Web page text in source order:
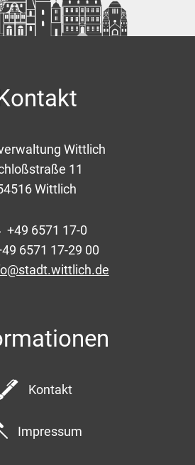
Wittlich
11
Wittlich
+49 6571 17-0
6571 17-29 00
Kontakt
Impressum